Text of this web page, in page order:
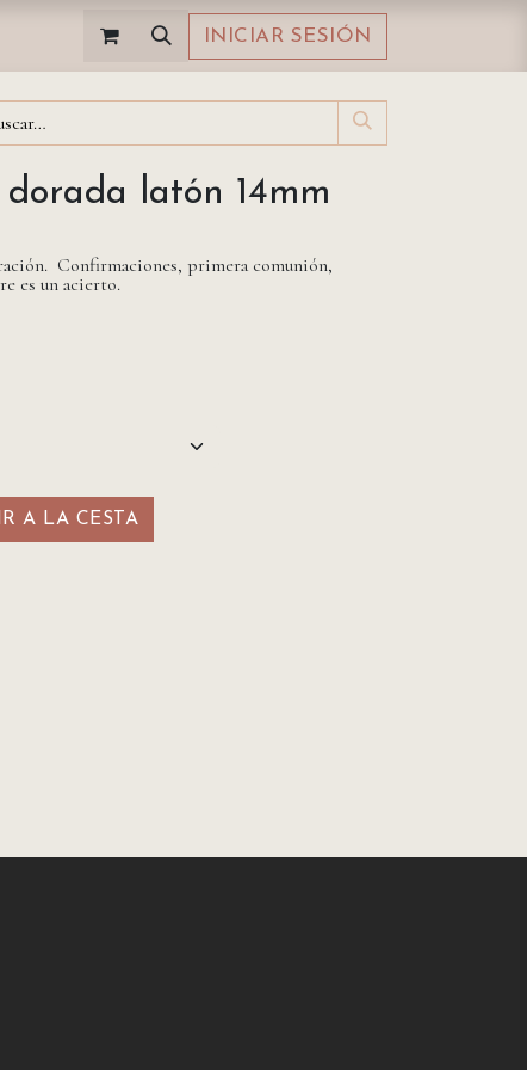
INICIAR SESIÓN
latón 14mm
Confirmaciones, primera comunión,
es un acierto.
A LA CESTA​​